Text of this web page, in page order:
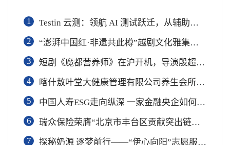
1
Testin 云测：领航 AI 测试跃迁，从辅助工具到软件工程基础设施
2
“澎湃中国红·非遗共此樽”越剧文化雅集在杭举行
3
短剧《魔都营养师》在沪开机，导演殷超携手礼仪专家周思敏聚焦国民健康
4
喀什敖叶堂大健康管理有限公司养生会所盛大开业
5
中国人寿ESG走向纵深 一家金融央企如何连接国家战略与民生需求
6
瑞众保险荣膺“北京市丰台区贡献突出链长单位”奖项
7
​探秘奶源 逐梦前行——“伊心向阳”志愿服务队开展幼儿园科普公益志愿活动